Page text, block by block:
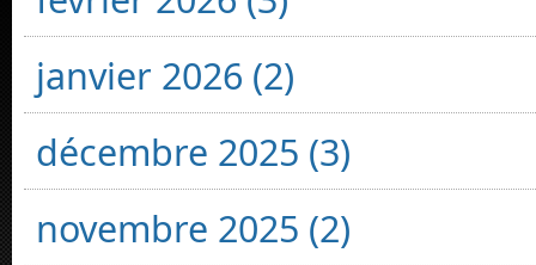
janvier 2026 (2)
décembre 2025 (3)
novembre 2025 (2)